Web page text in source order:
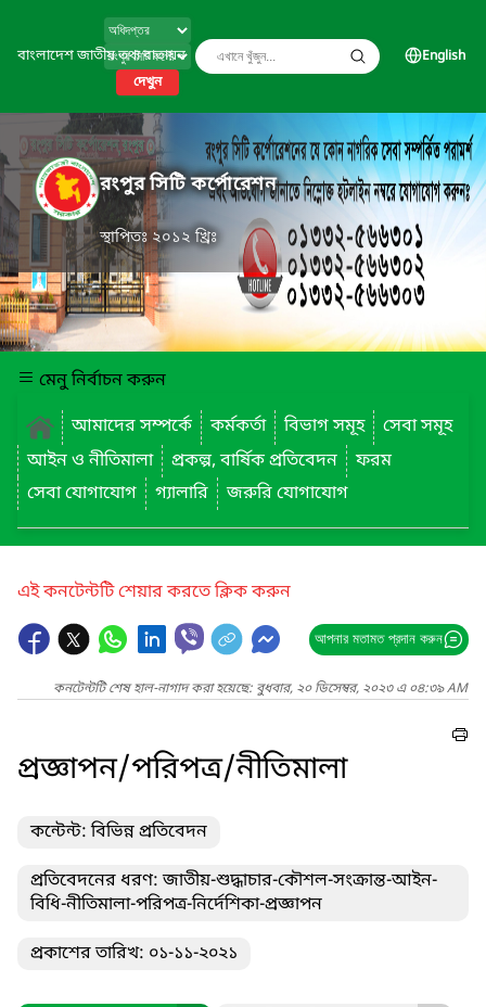
বাংলাদেশ জাতীয় তথ্য বাতায়ন
দেখুন
English
রংপুর সিটি কর্পোরেশন
স্থাপিতঃ ২০১২ খ্রিঃ
মেনু নির্বাচন করুন
আমাদের সম্পর্কে
কর্মকর্তা বিভাগ সমূহ
সেবা সমূহ
আইন ও নীতিমালা
প্রকল্প, বার্ষিক প্রতিবেদন
ফরম
সেবা যোগাযোগ
গ্যালারি জরুরি যোগাযোগ
এই কনটেন্টটি শেয়ার করতে ক্লিক করুন
আপনার মতামত প্রদান করুন
কনটেন্টটি শেষ হাল-নাগাদ করা হয়েছে: বুধবার, ২০ ডিসেম্বর, ২০২৩ এ ০৪:৩৯ AM
প্রজ্ঞাপন/পরিপত্র/নীতিমালা
কন্টেন্ট: বিভিন্ন প্রতিবেদন
প্রতিবেদনের ধরণ: জাতীয়-শুদ্ধাচার-কৌশল-সংক্রান্ত-আইন-
বিধি-নীতিমালা-পরিপত্র-নির্দেশিকা-প্রজ্ঞাপন
প্রকাশের তারিখ: ০১-১১-২০২১